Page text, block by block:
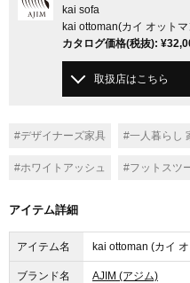
kai sofa
kai ottoman(カイ オット
カタログ価格(税抜):
取扱店はこちら
#デザイナーズ家具 #一人暮らし
#ホワイトアッシュ #フットスツ
アイテム詳細
アイテム名 kai ottoman (カイ
ブランド名 AJIM (アジム)